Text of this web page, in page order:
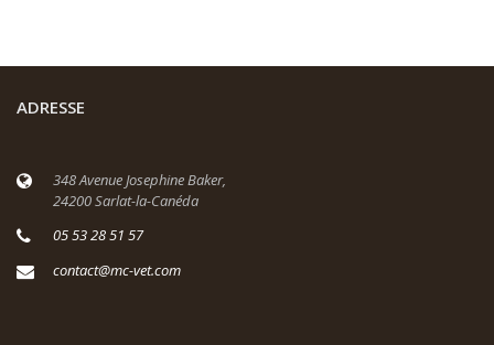
ADRESSE
348 Avenue Josephine Baker,
24200 Sarlat-la-Canéda
05 53 28 51 57
contact@mc-vet.com